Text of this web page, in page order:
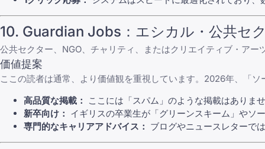
10. Guardian Jobs ：エシカル・公共セ
公共セクター、NGO、チャリティ、またはクリエイティブ・ア
価値提案
ここの読者は通常、より価値観を重視しています。2026年、「
高品質な掲載：
ここには「スパム」のような掲載はありま
新卒向け： イギリスの卒業生が「グリーンスキーム」やソ
専門的なキャリアアドバイス： ブログやニュースレターで